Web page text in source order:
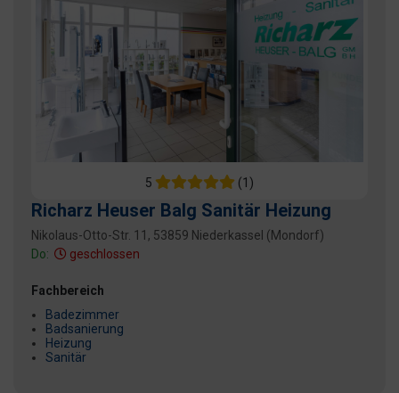
5 (1)
Richarz Heuser Balg Sanitär Heizung
Nikolaus-Otto-Str. 11, 53859 Niederkassel (Mondorf)
Do:
geschlossen
Fachbereich
Badezimmer
Badsanierung
Heizung
Sanitär